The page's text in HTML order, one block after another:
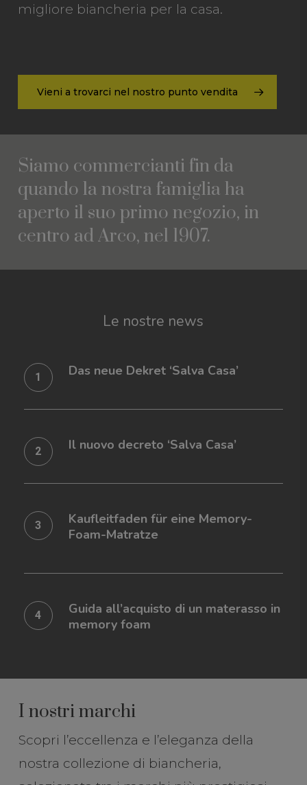
migliore biancheria per la casa.
Vieni a trovarci nel nostro punto vendita
Siamo commercianti fin da
quando la nostra famiglia ha
aperto il suo primo negozio, in
centro adArco, nel 1907.
Le nostre news
neue
Dekret
Casa’
Das neue Dekret ‘Salva Casa’
nuovo
decreto
Casa’
Il nuovo decreto ‘Salva Casa’
für
eine
Matratze
Kaufleitfaden für eine Memory-
Foam-Matratze
all’acquisto
di
materasso
in
foam
Guida all’acquisto di un materasso in
memory foam
I nostri marchi
Scopri l’eccellenza e l’eleganza della
nostra collezione di biancheria,